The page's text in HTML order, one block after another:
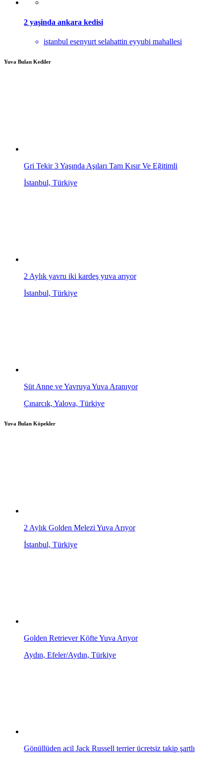
2 yaşinda ankara kedisi
istanbul esenyurt selahattin eyyubi mahallesi
Yuva Bulan Kediler
Gri Tekir 3 Yaşında Aşıları Tam Kısır Ve Eğitimli
İstanbul, Türkiye
2 Aylık yavru iki kardeş yuva arıyor
İstanbul, Türkiye
Süt Anne ve Yavruya Yuva Aranıyor
Çınarcık, Yalova, Türkiye
Yuva Bulan Köpekler
2 Aylık Golden Melezi Yuva Arıyor
İstanbul, Türkiye
Golden Retriever Köfte Yuva Arıyor
Aydın, Efeler/Aydın, Türkiye
Gönüllüden acil Jack Russell terrier ücretsiz takip şartlı